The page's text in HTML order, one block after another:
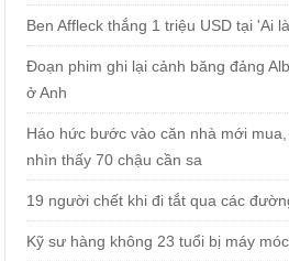
Ben Affleck thắng 1 triệu USD tại 'Ai
Đoạn phim ghi lại cảnh băng đảng
ở Anh
Háo hức bước vào căn nhà mới
nhìn thấy 70 chậu cần sa
19 người chết khi đi tắt qua các
Kỹ sư hàng không 23 tuổi bị máy